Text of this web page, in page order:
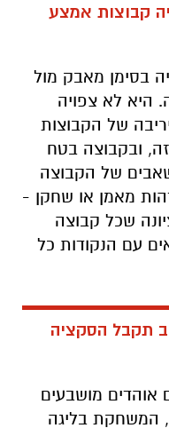
קבוצות אמצע
בסימן מאבק מול
היא לא צפויה
של הקבוצות
ובקבוצה בטח
של הקבוצה
מאמן או שחקן -
שכל קבוצה
עם הנקודות כל
תקבל הסקציה
מושבעים
המשחקת בליגה